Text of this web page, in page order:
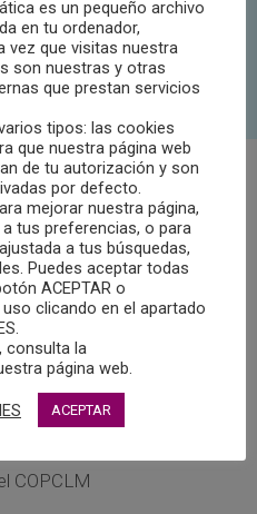
una jornada de
suicidio, que se celebrará
2023 en la localidad
folleto informativo.
de la Jornada sobre
COPCLM
es un pequeño archivo
en tu ordenador,
vez que visitas nuestra
son nuestras y otras
que prestan servicios
tipos: las cookies
que nuestra página web
de tu autorización y son
por defecto.
mejorar nuestra página,
tus preferencias, o para
a tus búsquedas,
Puedes aceptar todas
ACEPTAR o
clicando en el apartado
consulta la
página web.
ACEPTAR